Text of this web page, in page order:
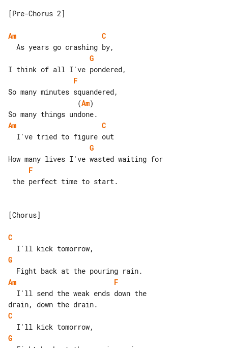
[Pre-Chorus 2]
Am
C
G
F
                 (
Am)
Am
C
G
F
[Chorus]
C
G
Am
F
C
G